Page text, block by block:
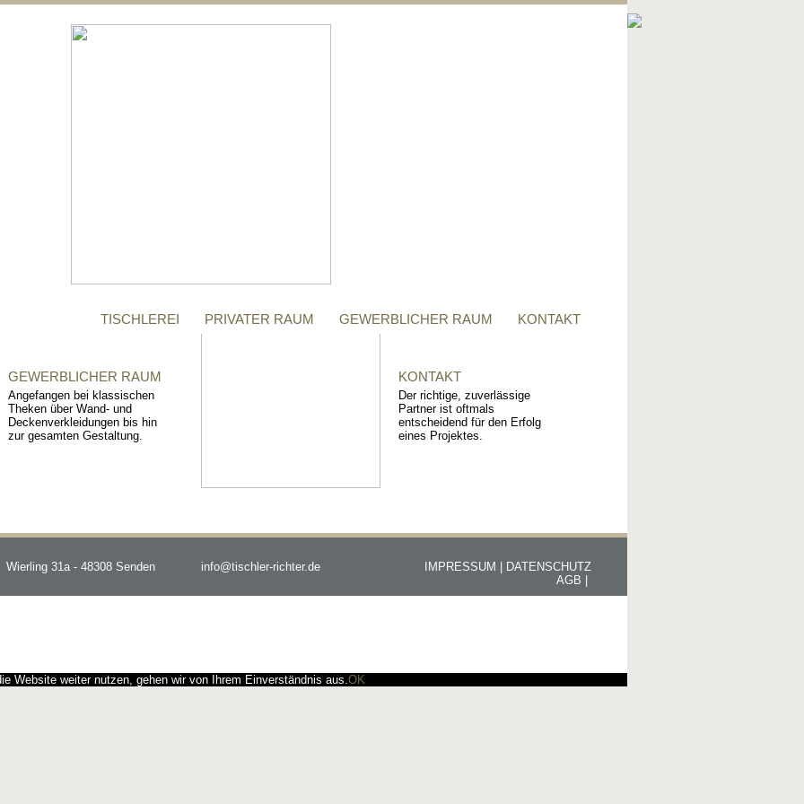
TISCHLEREI PRIVATER RAUM GEWERBLICHER RAUM KONTAKT
GEWERBLICHER RAUM
Angefangen bei klassischen
Theken über Wand- und
Deckenverkleidungen bis hin
zur gesamten Gestaltung.
KONTAKT
Der richtige, zuverlässige
Partner ist oftmals
entscheidend für den Erfolg
eines Projektes.
Wierling 31a - 48308 Senden info@tischler-richter.de DATENSCHUTZ
IMPRESSUM |
AGB |
Website weiter nutzen, gehen wir von Ihrem Einverständnis aus.OK